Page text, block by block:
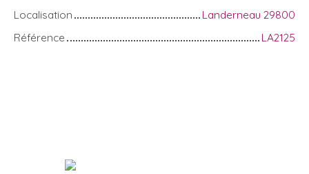
Localisation
Landerneau 29800
Référence
LA2125